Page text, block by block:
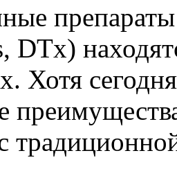
DTx)
Хотя